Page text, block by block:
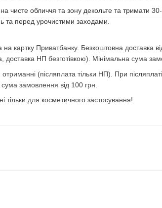
чисте обличчя та зону декольте та тримати
та перед урочистими заходами.
картку Приватбанку. Безкоштовна доставка
доставка НП безготівкою). Мінімальна сума
(післяплата тільки НП). При
замовлення від 100 грн.
тільки для косметичного застосування!